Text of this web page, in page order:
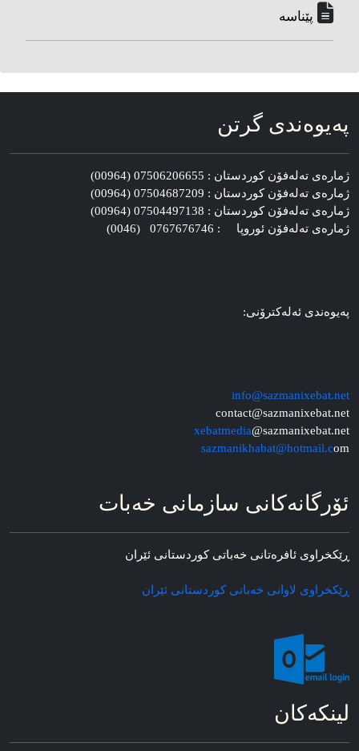
پێناسه‌
په‌یوه‌ندی گرتن
ژماره‌ی ته‌له‌فۆن کوردستان : 07506206655 (00964)
ژماره‌ی ته‌له‌فۆن کوردستان : 07504687209 (00964)
ژماره‌ی ته‌له‌فۆن کوردستان : 07504497138 (00964)
ژماره‌ی ته‌له‌فۆن ئوروپا : 0767676746 (0046)
په‌یوه‌ندی ئه‌له‌کترۆنی:
info@sazmanixebat.net
contact@sazmanixebat.net
xebatmedia@sazmanixebat.net
sazmanikhabat@hotmail.com
ئۆرگانه‌کانی سازمانی خه‌بات
ڕێکخراوی ئافره‌تانی خه‌باتی کوردستانی ئێران
ڕێکخراوی لاوانی خه‌باتی کوردستانی ئێران
لینکه‌کان